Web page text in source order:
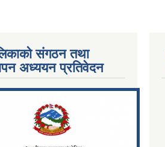
Al...
संगठन तथा
अध्ययन प्रतिवेदन